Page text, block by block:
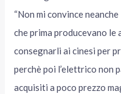
“Non mi convince
che prima producevano
consegnarli ai cinesi per
perchè poi l’elettrico non
acquisiti a poco prezzo